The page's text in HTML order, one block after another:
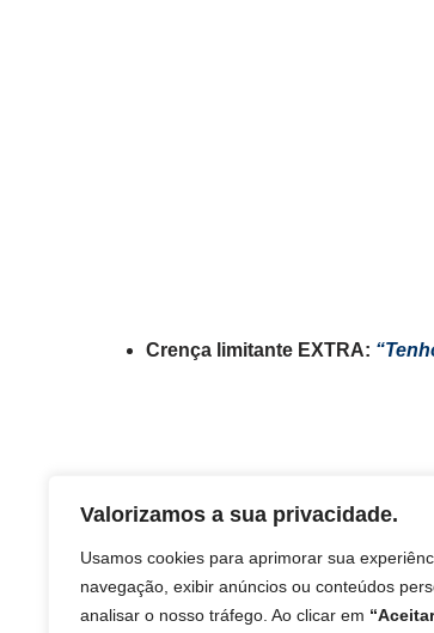
Valorizamos a sua privacidade.
Usamos cookies para aprimorar sua
navegação, exibir anúncios ou conteúdos
analisar o nosso tráfego. Ao clicar em
Crença limitante EXTRA: